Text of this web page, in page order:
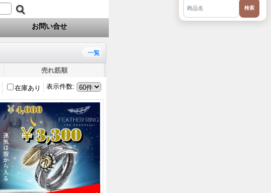
お問い合せ
一覧
売れ筋順
表示件数:
在庫あり
検索